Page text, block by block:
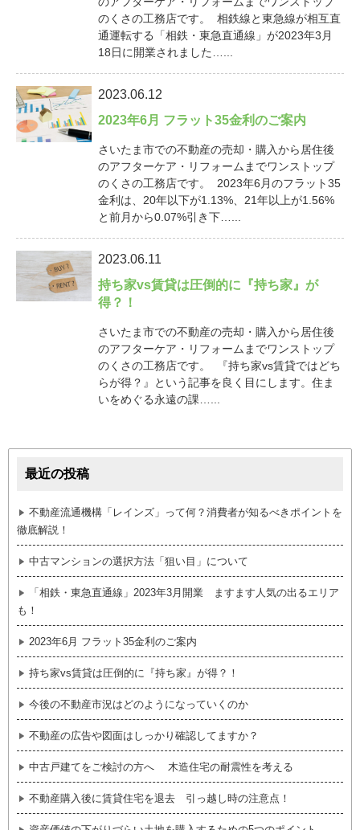
のくさの工務店です。 相鉄線と東急線が相互直
通運転する「相鉄・東急直通線」が2023年3月
18日に開業されました…...
2023.06.12
2023年6月 フラット35金利のご案内
さいたま市での不動産の売却・購入から居住後
のアフターケア・リフォームまでワンストップ
のくさの工務店です。 2023年6月のフラット35
金利は、20年以下が1.13%、21年以上が1.56%
と前月から0.07%引き下…...
2023.06.11
持ち家vs賃貸は圧倒的に『持ち家』が
得？！
さいたま市での不動産の売却・購入から居住後
のアフターケア・リフォームまでワンストップ
のくさの工務店です。 『持ち家vs賃貸ではどち
らが得？』という記事を良く目にします。住ま
いをめぐる永遠の課…...
最近の投稿
不動産流通機構「レインズ」って何？消費者が知るべきポイントを
徹底解説！
中古マンションの選択方法「狙い目」について
「相鉄・東急直通線」2023年3月開業 ますます人気の出るエリア
も！
2023年6月 フラット35金利のご案内
持ち家vs賃貸は圧倒的に『持ち家』が得？！
今後の不動産市況はどのようになっていくのか
不動産の広告や図面はしっかり確認してますか？
中古戸建てをご検討の方へ 木造住宅の耐震性を考える
不動産購入後に賃貸住宅を退去 引っ越し時の注意点！